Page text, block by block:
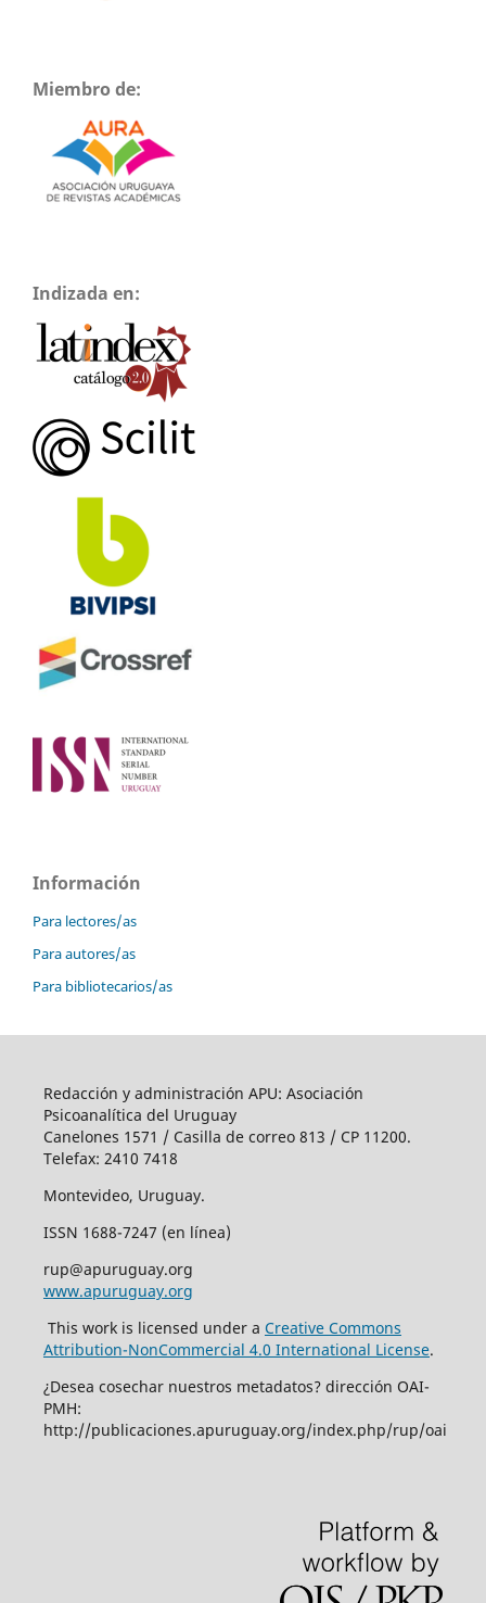
Miembro de:
Indizada en:
Información
Para lectores/as
Para autores/as
Para bibliotecarios/as
Redacción y administración APU: Asociación
Psicoanalítica del Uruguay
Canelones 1571 / Casilla de correo 813 / CP 11200.
Telefax: 2410 7418
Montevideo, Uruguay.
ISSN 1688-7247 (en línea)
rup@apuruguay.org
www.apuruguay.org
This work is licensed under a Creative Commons
Attribution-NonCommercial 4.0 International License.
¿Desea cosechar nuestros metadatos? dirección OAI-
PMH:
http://publicaciones.apuruguay.org/index.php/rup/oai